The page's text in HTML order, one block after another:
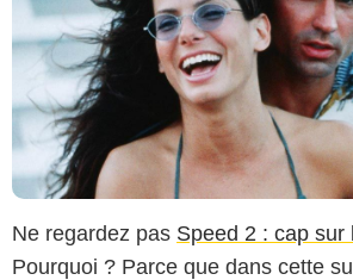
Ne regardez pas Speed 2 : cap sur
Pourquoi ? Parce que dans cette